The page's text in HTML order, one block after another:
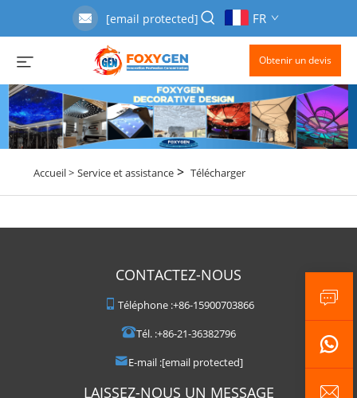
[email protected] FR
Obtenir un devis
Accueil > Service et assistance> Télécharger
CONTACTEZ-NOUS
Téléphone :+86-15900703866
Tél. :+86-21-36382796
E-mail :[email protected]
LAISSEZ-NOUS UN MESSAGE